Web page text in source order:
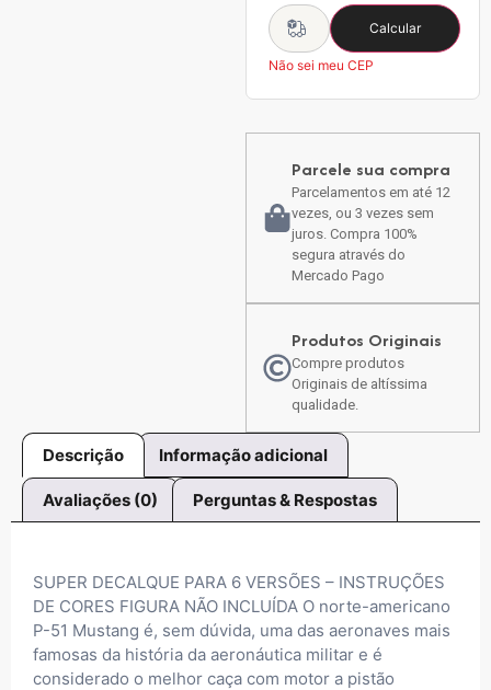
Calcular
Não sei meu CEP
Parcele sua compra
Parcelamentos em até 12
vezes, ou 3 vezes sem
juros. Compra 100%
segura através do
Mercado Pago
Produtos Originais
Compre produtos
Originais de altíssima
qualidade.
Descrição Informação adicional
Avaliações (0) Perguntas & Respostas
SUPER DECALQUE PARA 6 VERSÕES – INSTRUÇÕES
DE CORES FIGURA NÃO INCLUÍDA O norte-americano
P-51 Mustang é, sem dúvida, uma das aeronaves mais
famosas da história da aeronáutica militar e é
considerado o melhor caça com motor a pistão